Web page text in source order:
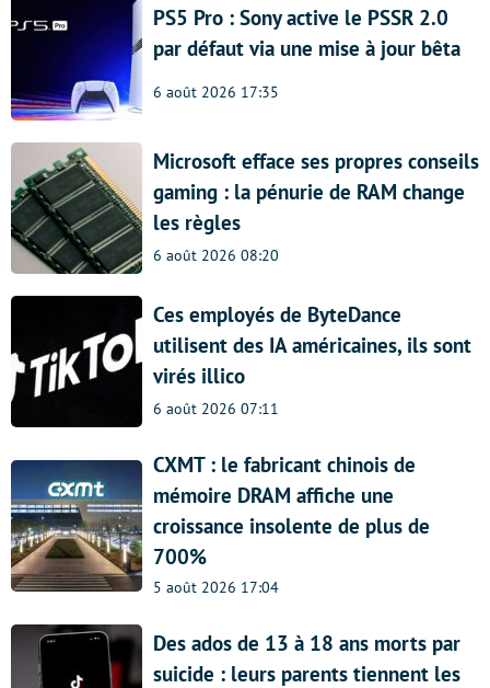
PS5 Pro : Sony active le PSSR 2.0
par défaut via une mise à jour bêta
6 août 2026 17:35
Microsoft efface ses propres conseils
gaming : la pénurie de RAM change
les règles
6 août 2026 08:20
Ces employés de ByteDance
utilisent des IA américaines, ils sont
virés illico
6 août 2026 07:11
CXMT : le fabricant chinois de
mémoire DRAM affiche une
croissance insolente de plus de
700%
5 août 2026 17:04
Des ados de 13 à 18 ans morts par
suicide : leurs parents tiennent les